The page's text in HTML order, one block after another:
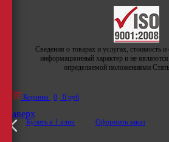
Сведения о товарах и услугах, стоимость
информационный характер и не
определяемой положениями
Корзина 0 0 руб
Купить в 1 клик Оформить заказ
Наверх